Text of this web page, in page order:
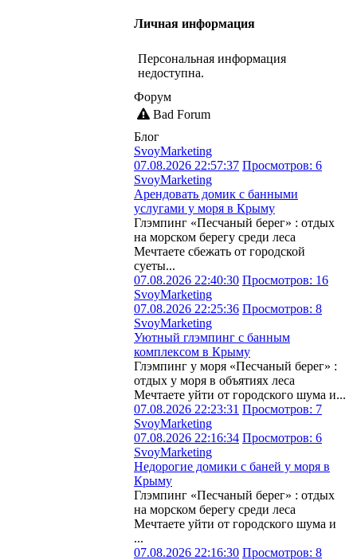
Личная информация
Персональная информация
недоступна.
Форум
Bad Forum
Блог
SvoyMarketing
07.08.2026 22:57:37 Просмотров: 6
SvoyMarketing
Арендовать домик с банными
услугами у моря в Крыму
Глэмпинг «Песчаный берег» : отдых
на морском берегу среди леса
Мечтаете сбежать от городской
суеты...
07.08.2026 22:40:30 Просмотров: 16
SvoyMarketing
07.08.2026 22:25:36 Просмотров: 8
SvoyMarketing
Уютный глэмпинг с банным
комплексом в Крыму
Глэмпинг у моря «Песчаный берег» :
отдых у моря в объятиях леса
Мечтаете уйти от городского шума и...
07.08.2026 22:23:31 Просмотров: 7
SvoyMarketing
07.08.2026 22:16:34 Просмотров: 6
SvoyMarketing
Недорогие домики с баней у моря в
Крыму
Глэмпинг «Песчаный берег» : отдых
на морском берегу среди леса
Мечтаете уйти от городского шума и
...
07.08.2026 22:16:30 Просмотров: 8